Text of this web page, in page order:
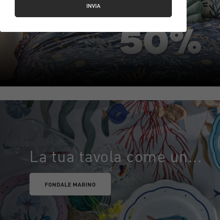
La tua tavola come un...
FONDALE MARINO
INVIA